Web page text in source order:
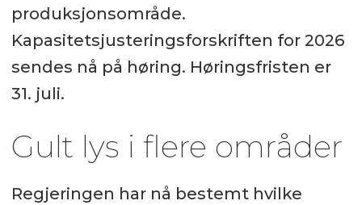
produksjonsområde.
Kapasitetsjusteringsforskriften for 2026
sendes nå på høring. Høringsfristen er
31. juli.
Gult lys i flere områder
Regjeringen har nå bestemt hvilke